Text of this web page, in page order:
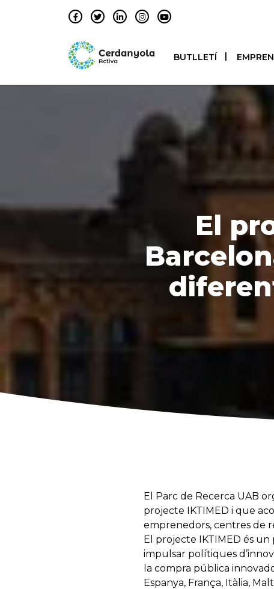
BUTLLETÍ
El
El Parc de Recerca UAB
projecte IKTIMED i que
emprenedors, centres de
El projecte IKTIMED és
impulsar polítiques
la compra pública
Espanya, França, Itàlia,